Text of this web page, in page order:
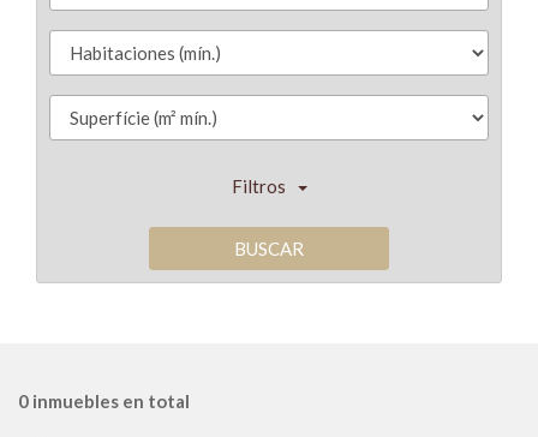
Filtros
BUSCAR
0 inmuebles en total